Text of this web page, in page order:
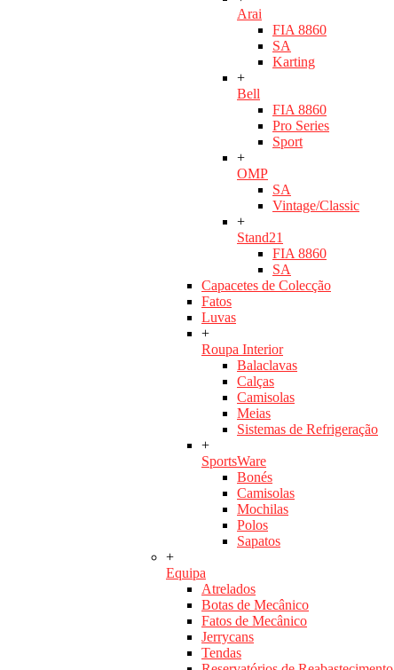
Arai
FIA 8860
SA
Karting
+
Bell
FIA 8860
Pro Series
Sport
+
OMP
SA
Vintage/Classic
+
Stand21
FIA 8860
SA
Capacetes de Colecção
Fatos
Luvas
+
Roupa Interior
Balaclavas
Calças
Camisolas
Meias
Sistemas de Refrigeração
+
SportsWare
Bonés
Camisolas
Mochilas
Polos
Sapatos
+
Equipa
Atrelados
Botas de Mecânico
Fatos de Mecânico
Jerrycans
Tendas